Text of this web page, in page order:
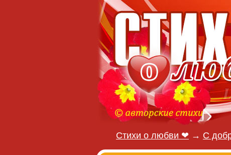
Стихи о любви ❤ → С